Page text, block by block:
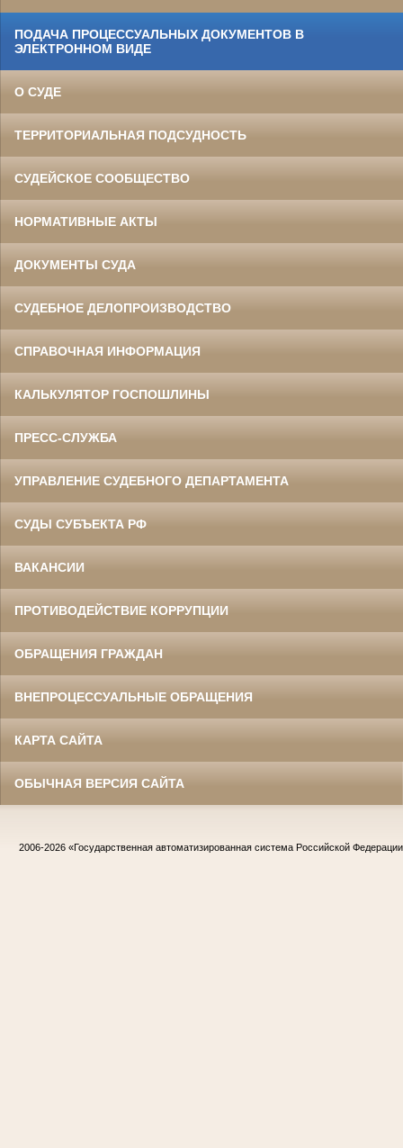
ПОДАЧА ПРОЦЕССУАЛЬНЫХ ДОКУМЕНТОВ В
ЭЛЕКТРОННОМ ВИДЕ
О СУДЕ
ТЕРРИТОРИАЛЬНАЯ ПОДСУДНОСТЬ
СУДЕЙСКОЕ СООБЩЕСТВО
НОРМАТИВНЫЕ АКТЫ
ДОКУМЕНТЫ СУДА
СУДЕБНОЕ ДЕЛОПРОИЗВОДСТВО
СПРАВОЧНАЯ ИНФОРМАЦИЯ
КАЛЬКУЛЯТОР ГОСПОШЛИНЫ
ПРЕСС-СЛУЖБА
УПРАВЛЕНИЕ СУДЕБНОГО ДЕПАРТАМЕНТА
СУДЫ СУБЪЕКТА РФ
ВАКАНСИИ
ПРОТИВОДЕЙСТВИЕ КОРРУПЦИИ
ОБРАЩЕНИЯ ГРАЖДАН
ВНЕПРОЦЕССУАЛЬНЫЕ ОБРАЩЕНИЯ
КАРТА САЙТА
ОБЫЧНАЯ ВЕРСИЯ САЙТА
2006-2026 «Государственная автоматизированная система Российской